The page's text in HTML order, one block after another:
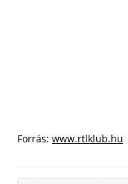
Forrás: www.rtlklub.hu